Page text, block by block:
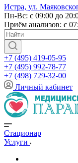
Истра, ул.
Пн-Вс: с 09:00 до
Приём анализов: с
+7 (495) 419-05-95
+7 (495) 992-78-77
+7 (498) 729-32-00
Личный кабинет
Стационар
Услуги